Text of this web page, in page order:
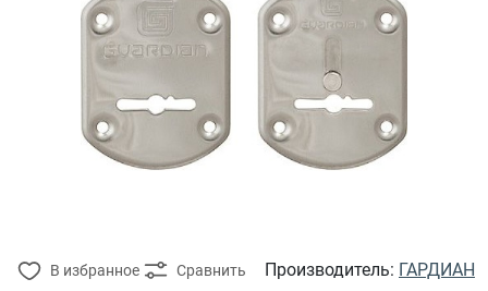
В избранное Сравнить Производитель: ГАРДИАН